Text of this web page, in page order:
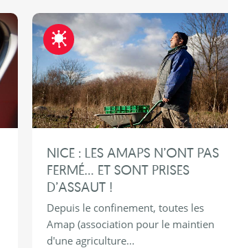
Fraternite-COVID19
NICE : LES AMAPS N’ONT PAS
FERMÉ… ET SONT PRISES
D’ASSAUT !
Depuis le confinement, toutes les
Amap (association pour le maintien
d'une agriculture...